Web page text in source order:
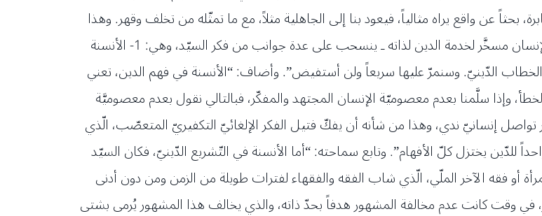
بحثاً عن واقع يراه مثالياً، فيعود بنا إلى الجاهلية مثلاً، مع ما تمثّله من تخلف وقهر. وهذا
المبدأ الَّذي حسمه السيد ـ مبدأ أنَّ الدين لخدمة الإنسان، لا أنّ الإنسان مسخَّر لخدمة الدين لذاته ـ ينسحب على عدة جوانب من فكر السيّد، وهي: 1- الأنسنة
في التّشريع الدينيّ. و3- الأنسنة في الخطاب الدّينيّ. وسنمرّ عليها سريعاً ولن أستفيض”. وأضاف: “الأنسنة في فهم الدين، تعني
وإذا سلَّمنا بعدم معصوميّة الإنسان المجتهد والمفكّر، فبالتالي نقول بعدم معصوميَّة
إنسانيّ ندي، وهذا من شأنه أن يفكّ فتيل الفكر الإلغائيّ التكفيريّ المتعصّب، الّذي
للدّين يختزل كلّ الأفهام”. وتابع سماحته: “أما الأنسنة في التّشريع الدّينيّ، فكان السيّد
أو فقه الآخر الملّي، الّذي شاب الفقه والفقهاء لفترات طويلة من الزمن ومن دون أدنى
في وقت كانت عدم مخالفة المشهور هدفاً بحدّ ذاته، والذي يخالف هذا المشهور يُرمى بشتى